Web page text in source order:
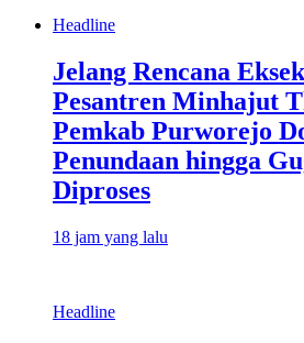
Headline
Jelang Rencana
Pesantren Minhajut
Pemkab Purworejo
Penundaan hingga
Diproses
18 jam yang lalu
Headline